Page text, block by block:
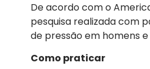
De acordo com o
pesquisa realizada com
de pressão em homens
Como praticar